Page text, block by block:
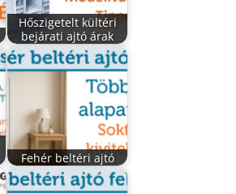
Hőszigetelt kültéri
bejárati ajtó árak
Fehér beltéri ajtó